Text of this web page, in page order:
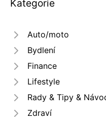
Kategorie
Auto/moto
Bydlení
Finance
Lifestyle
Rady & Tipy &
Zdraví